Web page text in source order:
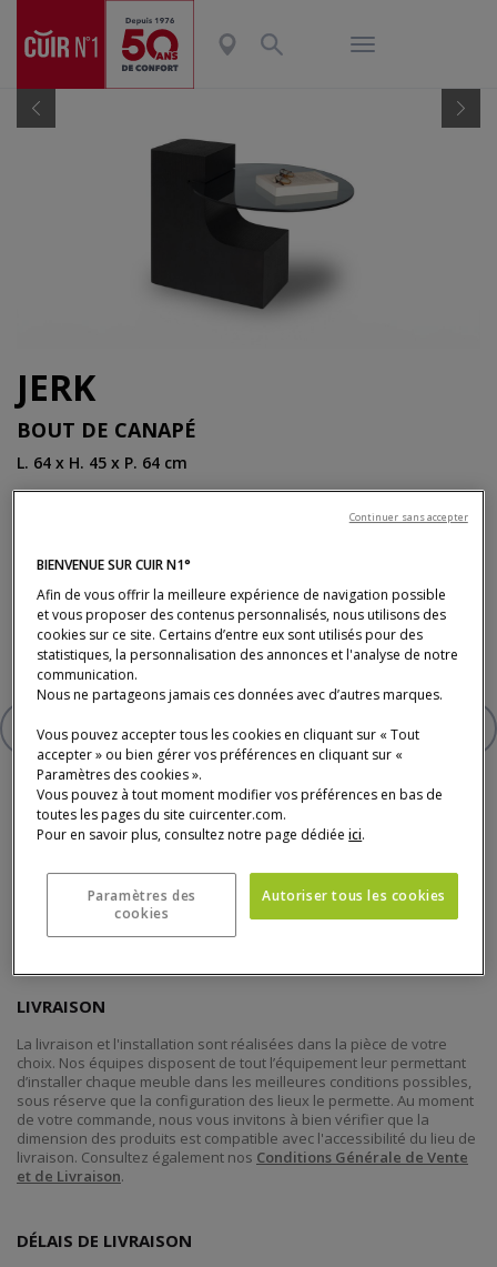
Previous Next
JERK
BOUT DE CANAPÉ
L. 64 x H. 45 x P. 64 cm
chêne noir et dessus en verre trempé fumé ép.8 mm
535 €
* Prix TTC conseillé, hors livraison (tarifs en magasin).
AJOUTER À VOTRE SÉLECTION
BOUT DE CANAPÉ
Paiement, livraison, délais et service après-
vente
LIVRAISON
La livraison et l'installation sont réalisées dans la pièce de votre
choix. Nos équipes disposent de tout l’équipement leur permettant
d’installer chaque meuble dans les meilleures conditions possibles,
sous réserve que la configuration des lieux le permette. Au moment
de votre commande, nous vous invitons à bien vérifier que la
dimension des produits est compatible avec l'accessibilité du lieu de
livraison. Consultez également nos Conditions Générale de Vente
et de Livraison.
DÉLAIS DE LIVRAISON
BIENVENUE SUR CUIR N1°
Afin de vous offrir la meilleure expérience de navigation possible
et vous proposer des contenus personnalisés, nous utilisons des
cookies sur ce site. Certains d’entre eux sont utilisés pour des
statistiques, la personnalisation des annonces et l'analyse de notre
communication.
Nous ne partageons jamais ces données avec d’autres marques.
Vous pouvez accepter tous les cookies en cliquant sur « Tout
accepter » ou bien gérer vos préférences en cliquant sur «
Paramètres des cookies ».
Vous pouvez à tout moment modifier vos préférences en bas de
toutes les pages du site cuircenter.com.
Pour en savoir plus, consultez notre page dédiéeici.
Paramètres des
cookies
Autoriser tous les cookies
Continuer sans accepter